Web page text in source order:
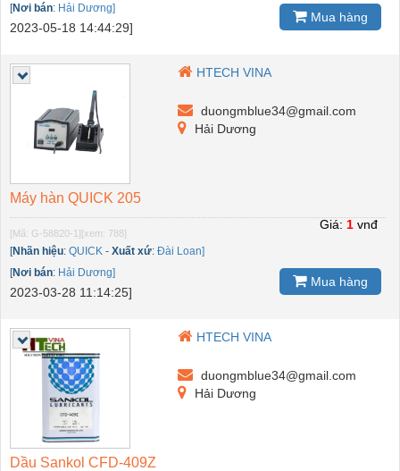
[Nơi bán: Hải Dương]
2023-05-18 14:44:29]
Mua hàng
HTECH VINA
duongmblue34@gmail.com
Hải Dương
Máy hàn QUICK 205
[Mã: G-58820-1][xem: 788]
[Nhãn hiệu: QUICK - Xuất xứ: Đài Loan]
[Nơi bán: Hải Dương]
2023-03-28 11:14:25]
Giá: 1 vnđ
Mua hàng
HTECH VINA
duongmblue34@gmail.com
Hải Dương
Dầu Sankol CFD-409Z